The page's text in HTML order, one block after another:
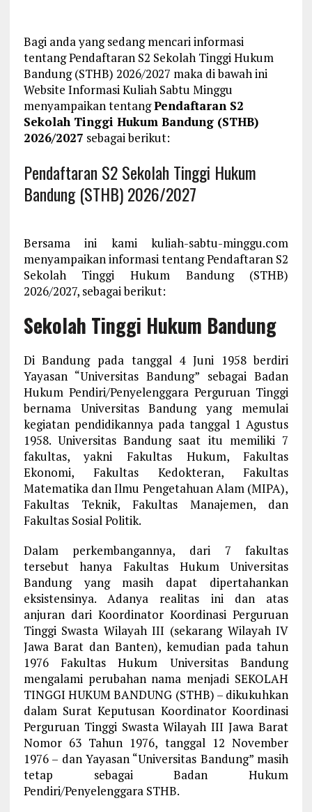
Bagi anda yang sedang mencari informasi
tentang Pendaftaran S2 Sekolah Tinggi Hukum
Bandung (STHB) 2026/2027 maka di bawah ini
Website Informasi Kuliah Sabtu Minggu
menyampaikan tentangPendaftaran S2
Sekolah Tinggi Hukum Bandung (STHB)
2026/2027 sebagai berikut:
Pendaftaran S2 Sekolah Tinggi Hukum
Bandung (STHB) 2026/2027
Bersama ini kami kuliah-sabtu-minggu.com
menyampaikan informasi tentang Pendaftaran S2
Sekolah Tinggi Hukum Bandung (STHB)
2026/2027, sebagai berikut:
Sekolah Tinggi Hukum Bandung
Di Bandung pada tanggal 4 Juni 1958 berdiri
Yayasan “Universitas Bandung” sebagai Badan
Hukum Pendiri/Penyelenggara Perguruan Tinggi
bernama Universitas Bandung yang memulai
kegiatan pendidikannya pada tanggal 1 Agustus
1958. Universitas Bandung saat itu memiliki 7
fakultas, yakni Fakultas Hukum, Fakultas
Ekonomi, Fakultas Kedokteran, Fakultas
Matematika dan Ilmu Pengetahuan Alam (MIPA),
Fakultas Teknik, Fakultas Manajemen, dan
Fakultas Sosial Politik.
Dalam perkembangannya, dari 7 fakultas
tersebut hanya Fakultas Hukum Universitas
Bandung yang masih dapat dipertahankan
eksistensinya. Adanya realitas ini dan atas
anjuran dari Koordinator Koordinasi Perguruan
Tinggi Swasta Wilayah III (sekarang Wilayah IV
Jawa Barat dan Banten), kemudian pada tahun
1976 Fakultas Hukum Universitas Bandung
mengalami perubahan nama menjadi SEKOLAH
TINGGI HUKUM BANDUNG (STHB) – dikukuhkan
dalam Surat Keputusan Koordinator Koordinasi
Perguruan Tinggi Swasta Wilayah III Jawa Barat
Nomor 63 Tahun 1976, tanggal 12 November
1976 – dan Yayasan “Universitas Bandung” masih
tetap sebagai Badan Hukum
Pendiri/Penyelenggara STHB.